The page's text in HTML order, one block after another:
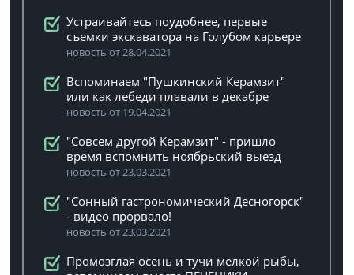
Устраивайтесь поудобнее, первые
съемки экскаватора на Голубом карьере
новость от 28.04.2021
Вспоминаем "Пушкинский Керамзит"
или как лебеди плавали в декабре
новость от 19.04.2021
"Совсем другой Керамзит" - пришло
время вспомнить ноябрьский выезд
новость от 23.03.2021
"Сонный гастрономический Десногорск"
- видео прорвало!
новость от 23.03.2021
Промозглая осень и тучи мелкой рыбы,